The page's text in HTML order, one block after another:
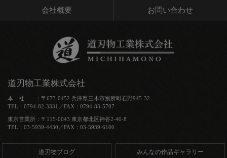
会社概要 お問い合わせ
道刃物工業株式会社
本 社 ：〒673-0452 兵庫県三木市別所町石野945-32
TEL：0794-82-3331／FAX：0794-83-5707
東京営業所：〒115-0043 東京都北区神谷2-40-8
TEL：03-5939-4430／FAX：03-5939-6100
道刃物ブログ みんなの作品ギャラリー